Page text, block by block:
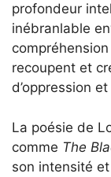
profondeur
inébranlable
recoupent et
d’oppression
La poésie de
comme The
son intensité